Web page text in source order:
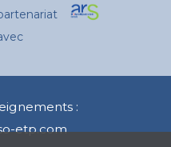
:
etp.com